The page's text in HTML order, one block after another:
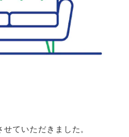
ていただきました。